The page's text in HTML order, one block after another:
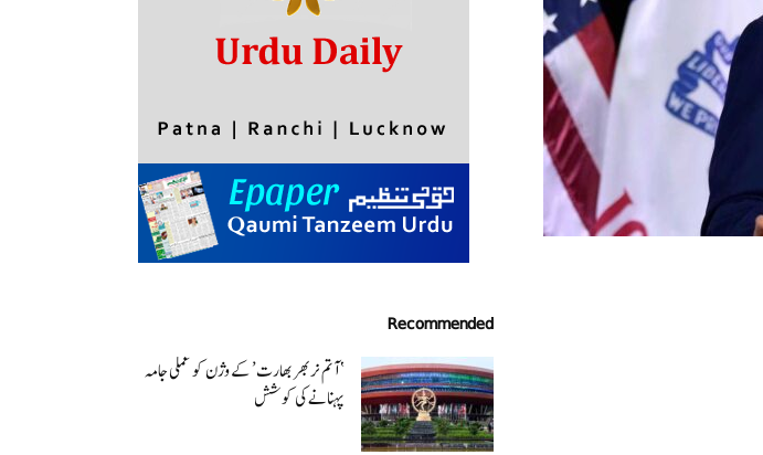
Recommended
‘ آتم نربھر بھارت’ کے وژن کو عملی جامہ
پہنانے کی کوشش